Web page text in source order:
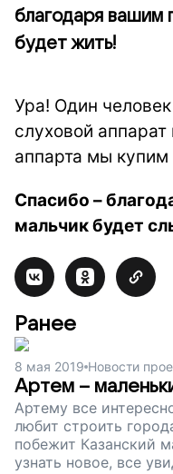
благодаря вашим
будет жить!
Ура! Один
слуховой
аппарта мы
Спасибо –
мальчик будет
Ранее
8 мая 2019 Новости
Артем –
Артему все
любит строить
побежит Казанский
узнать новое, все